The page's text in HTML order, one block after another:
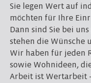
Sie legen Wert auf
möchten für Ihre
Dann sind Sie bei
stehen die Wünsche
Wir haben für jeden
sowie Wohnideen,
Arbeit ist Wertarbeit